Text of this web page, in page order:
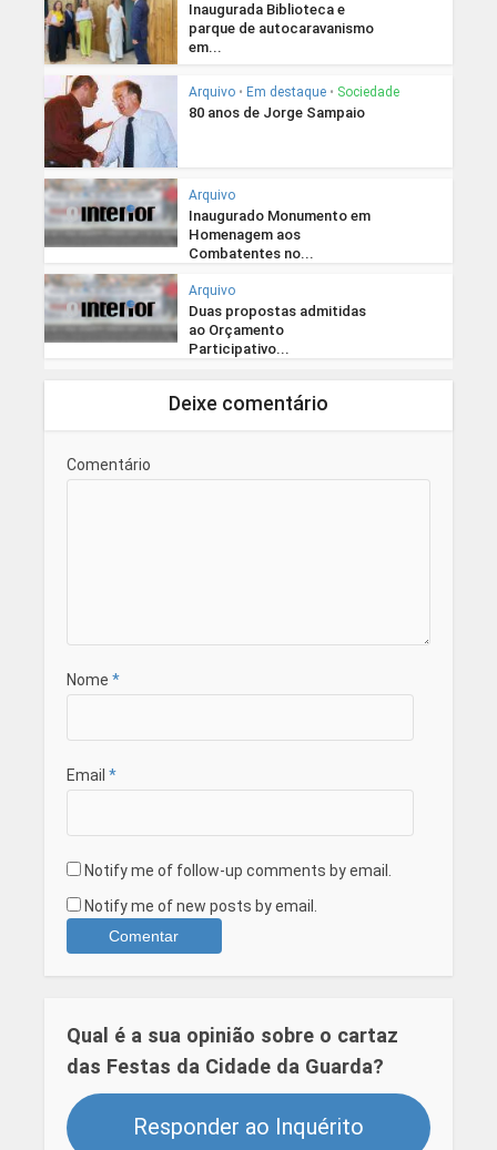
Inaugurada Biblioteca e
parque de autocaravanismo
em...
Arquivo • Em destaque • Sociedade
80 anos de Jorge Sampaio
Arquivo
Inaugurado Monumento em
Homenagem aos
Combatentes no...
Arquivo
Duas propostas admitidas
ao Orçamento
Participativo...
Deixe comentário
Comentário
Nome *
Email *
Notify me of follow-up comments by email.
Notify me of new posts by email.
Qual é a sua opinião sobre o cartaz
das Festas da Cidade da Guarda?
Responder ao Inquérito